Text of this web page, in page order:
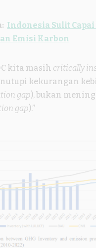
Indonesia Sulit
Emisi Karbon
kita masih critically
kekurangan
gap), bukan
gap).”